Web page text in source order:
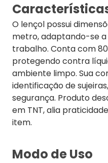
O lençol possui
metro, adaptando-se
trabalho. Conta com
protegendo contra
ambiente limpo. Sua
identificação de
segurança. Produto
em TNT, alia
item.
Modo de Uso